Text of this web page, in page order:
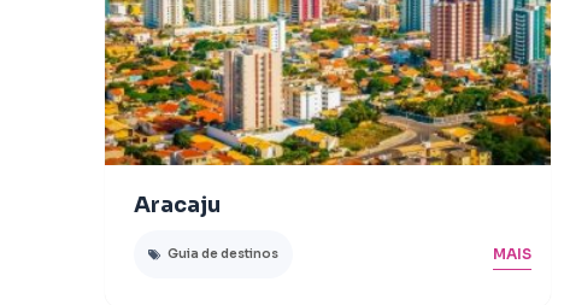
Aracaju
Guia de destinos MAIS